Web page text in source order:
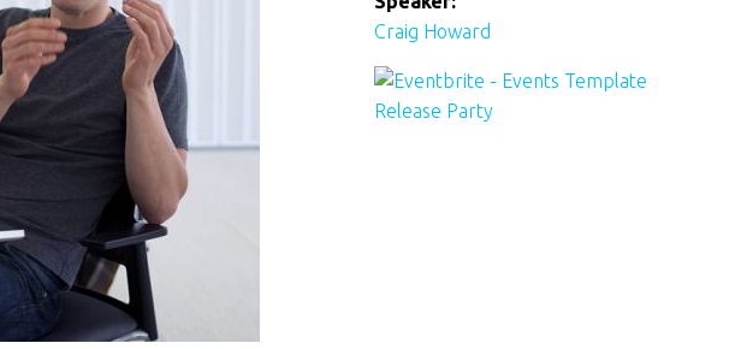
Craig Howard